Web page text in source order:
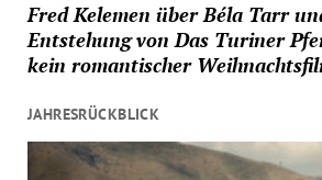
Fred Kelemen über Béla Tarr
Entstehung von Das Turiner
kein romantischer
JAHRESRÜCKBLICK